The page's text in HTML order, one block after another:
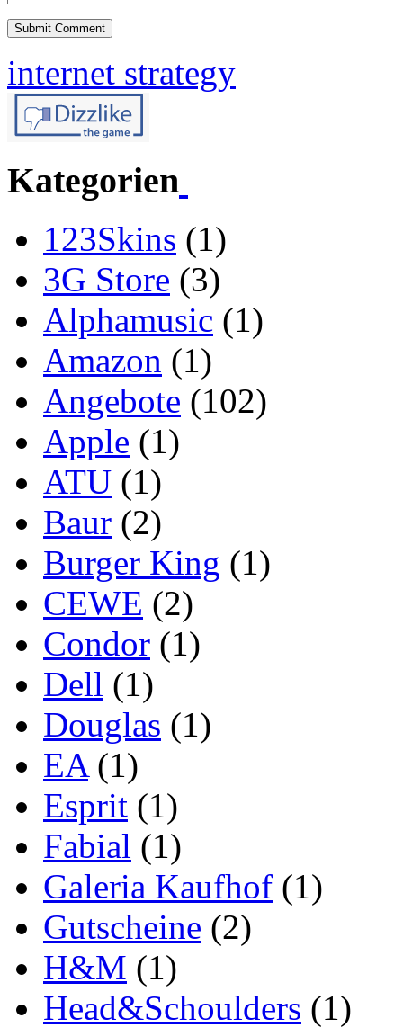
internet strategy
Kategorien
123Skins (1)
3G Store (3)
Alphamusic (1)
Amazon (1)
Angebote (102)
Apple (1)
ATU (1)
Baur (2)
Burger King (1)
CEWE (2)
Condor (1)
Dell (1)
Douglas (1)
EA(1)
Esprit (1)
Fabial (1)
Galeria Kaufhof (1)
Gutscheine (2)
H&M (1)
Head&Schoulders (1)